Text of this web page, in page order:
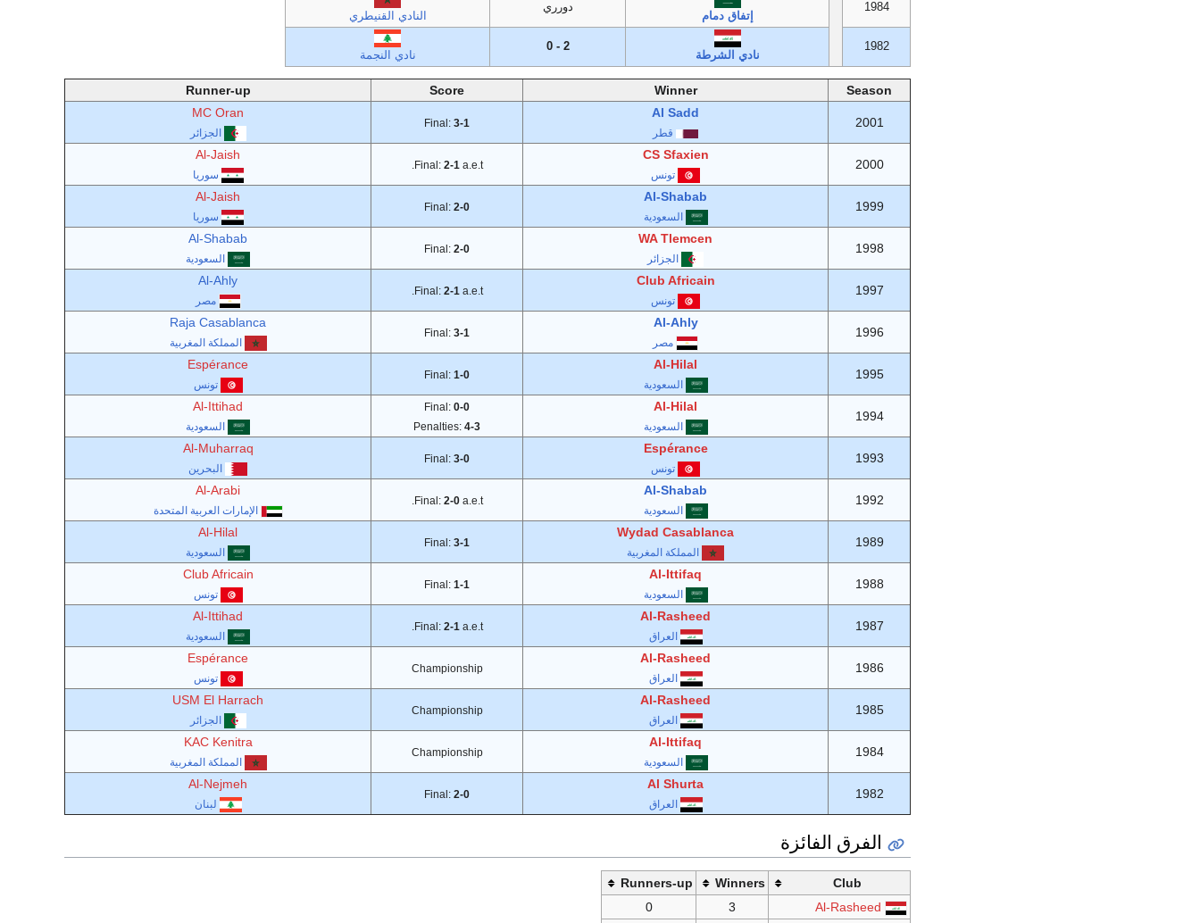
1984
إتفاق دمام
دورري
النادي القنيطري
1982
نادي الشرطة
2 - 0
نادي النجمة
Season
Winner
Score
Runner-up
2001
Al Sadd
قطر
Final: 3-1
MC Oran
الجزائر
2000
CS Sfaxien
تونس
Final: 2-1 a.e.t.
Al-Jaish
سوريا
1999
Al-Shabab
السعودية
Final: 2-0
Al-Jaish
سوريا
1998
WA Tlemcen
الجزائر
Final: 2-0
Al-Shabab
السعودية
1997
Club Africain
تونس
Final: 2-1 a.e.t.
Al-Ahly
مصر
1996
Al-Ahly
مصر
Final: 3-1
Raja Casablanca
المملكة المغربية
1995
Al-Hilal
السعودية
Final: 1-0
Espérance
تونس
1994
Al-Hilal
السعودية
Final: 0-0
Penalties: 4-3
Al-Ittihad
السعودية
1993
Espérance
تونس
Final: 3-0
Al-Muharraq
البحرين
1992
Al-Shabab
السعودية
Final: 2-0a.e.t.
Al-Arabi
الإمارات العربية المتحدة
1989
Wydad Casablanca
المملكة المغربية
Final: 3-1
Al-Hilal
السعودية
1988
Al-Ittifaq
السعودية
Final: 1-1
Club Africain
تونس
1987
Al-Rasheed
العراق
Final: 2-1 a.e.t.
Al-Ittihad
السعودية
1986
Al-Rasheed
العراق
Championship
Espérance
تونس
1985
Al-Rasheed
العراق
Championship
USM El Harrach
الجزائر
1984
Al-Ittifaq
السعودية
Championship
KAC Kenitra
المملكة المغربية
1982
Al Shurta
العراق
Final: 2-0
Al-Nejmeh
لبنان
الفرق الفائزة
Club
Winners
Runners-up
Al-Rasheed
3
0